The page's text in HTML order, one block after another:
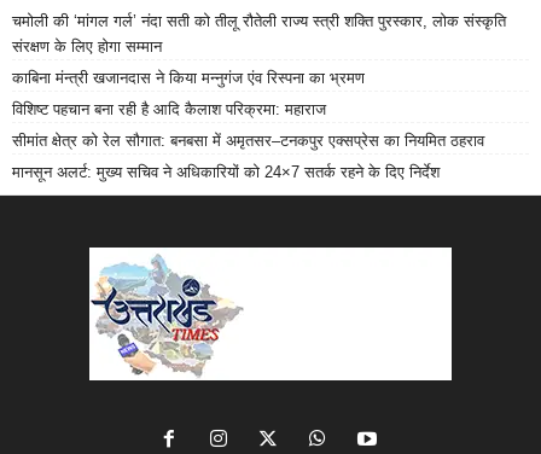
चमोली की ‘मांगल गर्ल’ नंदा सती को तीलू रौतेली राज्य स्त्री शक्ति पुरस्कार, लोक संस्कृति
संरक्षण के लिए होगा सम्मान
काबिना मंन्त्री खजानदास ने किया मन्नुगंज एंव रिस्पना का भ्रमण
विशिष्ट पहचान बना रही है आदि कैलाश परिक्रमा: महाराज
सीमांत क्षेत्र को रेल सौगात: बनबसा में अमृतसर–टनकपुर एक्सप्रेस का नियमित ठहराव
मानसून अलर्ट: मुख्य सचिव ने अधिकारियों को 24×7 सतर्क रहने के दिए निर्देश